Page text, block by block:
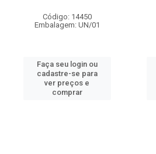
Código: 14450
Embalagem: UN/01
Faça seu login ou
cadastre-se para
ver preços e
comprar